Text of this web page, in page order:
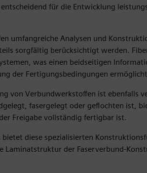
für die Entwicklung
umfangreiche Analysen und
sorgfältig berücksichtigt werden.
was einen beidseitigen
der Fertigungsbedingungen
von Verbundwerkstoffen ist ebenfalls
fasergelegt oder geflochten ist,
Freigabe vollständig fertigbar ist.
diese spezialisierten
Laminatstruktur der Faserverbund-